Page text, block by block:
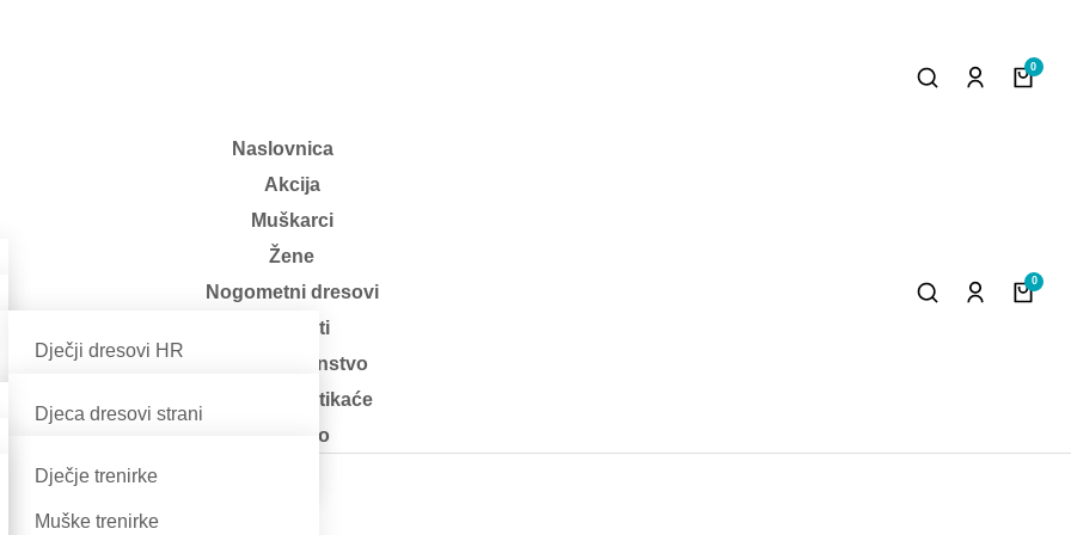
Naslovnica
Akcija
Muškarci
Žene
Nogometni dresovi
Dječji dresovi HR
Djeca dresovi strani
Dječje trenirke
Muške trenirke
Rekviziti
Dom i kućanstvo
Klompe i natikaće
Ostalo